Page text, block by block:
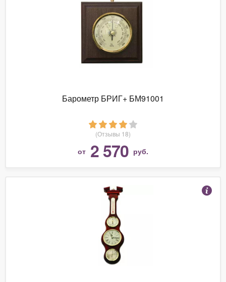
Барометр БРИГ+ БМ91001
(Отзывы 18)
от 2 570 руб.